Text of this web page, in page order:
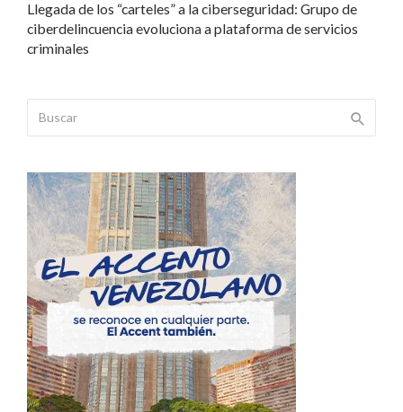
Llegada de los “carteles” a la ciberseguridad: Grupo de
ciberdelincuencia evoluciona a plataforma de servicios
criminales